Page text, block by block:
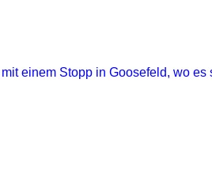
mit einem Stopp in Goosefeld, wo es